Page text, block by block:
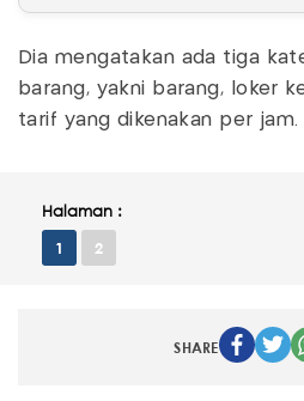
Dia mengatakan ada tiga
barang, yakni barang, loker
tarif yang dikenakan per jam.
Halaman :
1 2
SHARE